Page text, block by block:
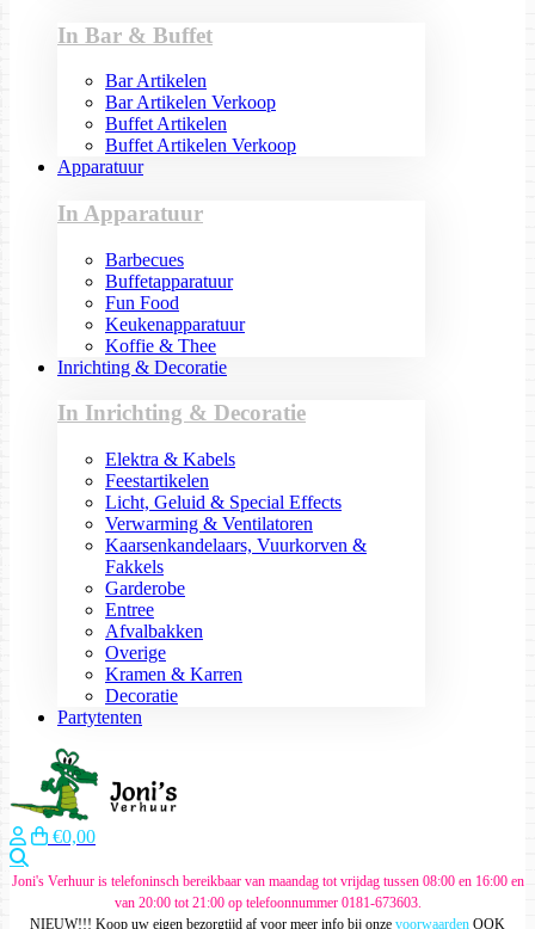
In Bar & Buffet
Bar Artikelen
Bar Artikelen Verkoop
Buffet Artikelen
Buffet Artikelen Verkoop
Apparatuur
In Apparatuur
Barbecues
Buffetapparatuur
Fun Food
Keukenapparatuur
Koffie & Thee
Inrichting & Decoratie
In Inrichting & Decoratie
Elektra & Kabels
Feestartikelen
Licht, Geluid & Special Effects
Verwarming & Ventilatoren
Kaarsenkandelaars, Vuurkorven &
Fakkels
Garderobe
Entree
Afvalbakken
Overige
Kramen & Karren
Decoratie
Partytenten
€0,00
Joni's Verhuur is telefoninsch bereikbaar van maandag tot vrijdag tussen 08:00 en 16:00 en
van 20:00 tot 21:00 op telefoonnummer 0181-673603.
NIEUW!!! Koop uw eigen bezorgtijd af voor meer info bij onze voorwaarden OOK